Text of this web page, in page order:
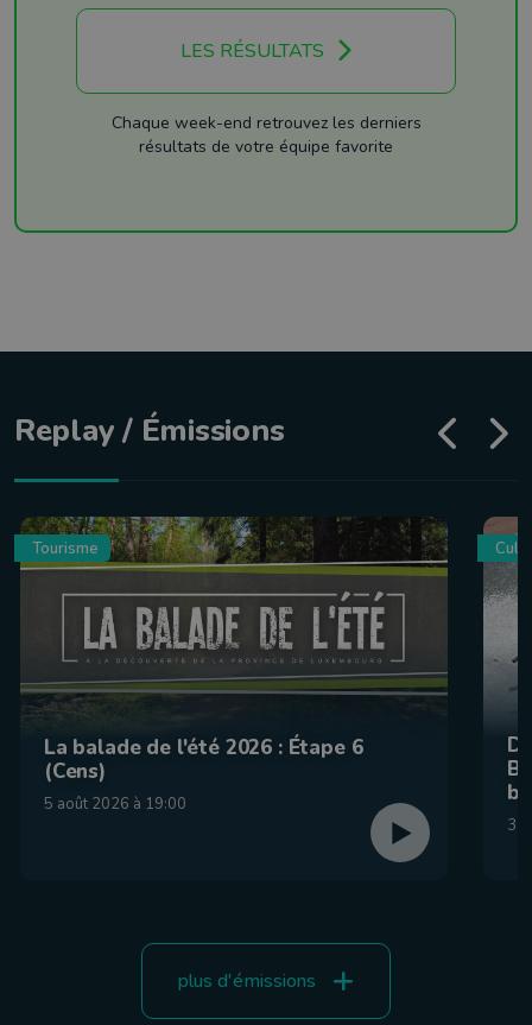
LES RÉSULTATS
Chaque week-end retrouvez les derniers
résultats de votre équipe favorite
Replay / Émissions
Tourisme
La balade de l'été 2026 : Étape 6
(Cens)
5 août 2026 à 19:00
31
plus d'émissions